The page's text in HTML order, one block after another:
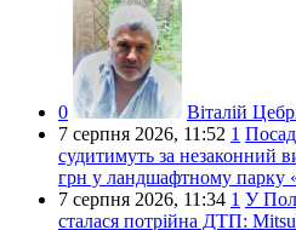
0 Віталій
7 серпня 2026, 11:52 1
судитимуть за незаконний
грн у ландшафтному парку
7 серпня 2026, 11:34 1 У
сталася потрійна ДТП: